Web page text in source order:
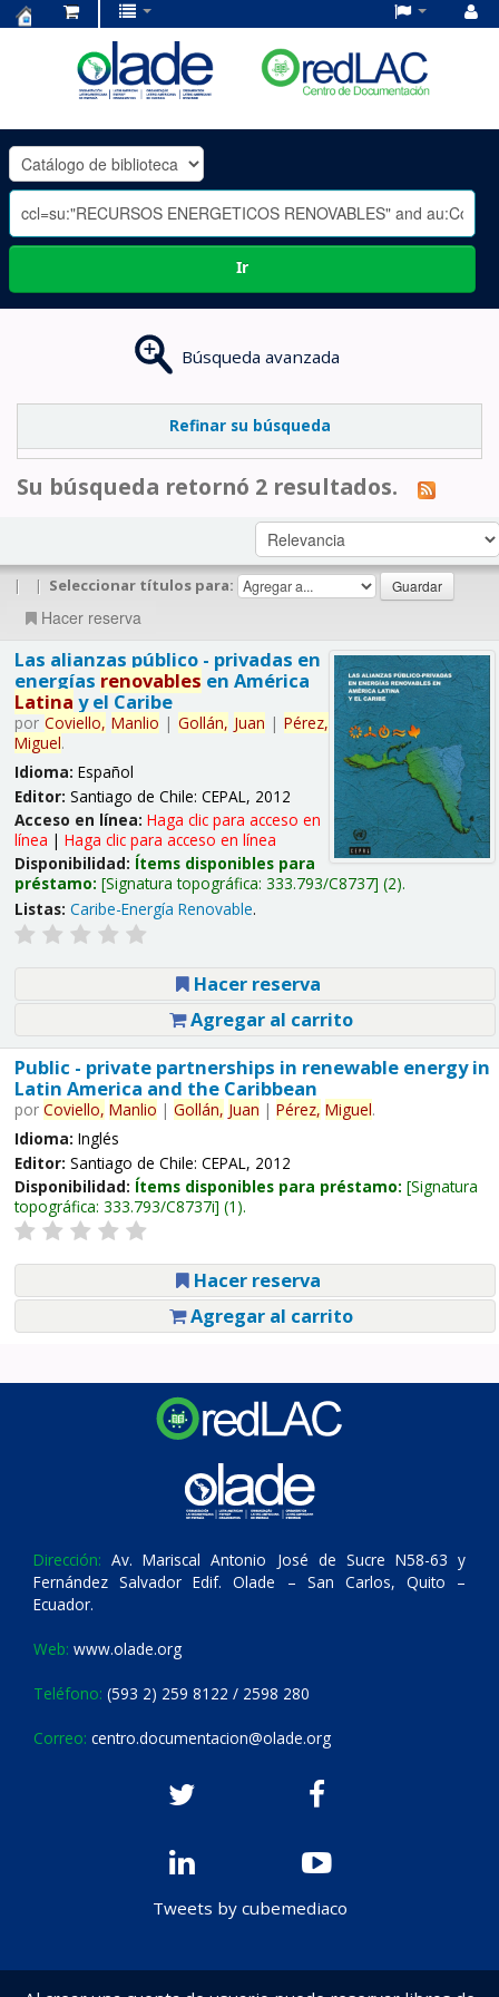
OLADE
-
Ir
Búsqueda avanzada
Refinar su búsqueda
Su búsqueda retornó 2 resultados.
| | Seleccionar títulos para:
Hacer reserva
Las alianzas público - privadas en
energías renovables en América
Latina y el Caribe
por Coviello, Manlio | Gollán, Juan | Pérez,
Miguel.
Idioma: Español
Editor: Santiago de Chile: CEPAL, 2012
Acceso en línea: Haga clic para acceso en
línea | Haga clic para acceso en línea
Disponibilidad: Ítems disponibles para
préstamo: Signatura topográfica: 333.793/C8737 (2).
Listas: Caribe-Energía Renovable.
Hacer reserva
Agregar al carrito
Public - private partnerships in renewable energy in
Latin America and the Caribbean
por Coviello, Manlio | Gollán, Juan | Pérez, Miguel.
Idioma: Inglés
Editor: Santiago de Chile: CEPAL, 2012
Disponibilidad: Ítems disponibles para préstamo: Signatura
topográfica: 333.793/C8737i (1).
Hacer reserva
Agregar al carrito
Dirección: Av. Mariscal Antonio José de Sucre N58-63 y
Fernández Salvador Edif. Olade – San Carlos, Quito –
Ecuador.
Web: www.olade.org
Teléfono: (593 2) 259 8122 / 2598 280
Correo: centro.documentacion@olade.org
Tweets by cubemediaco